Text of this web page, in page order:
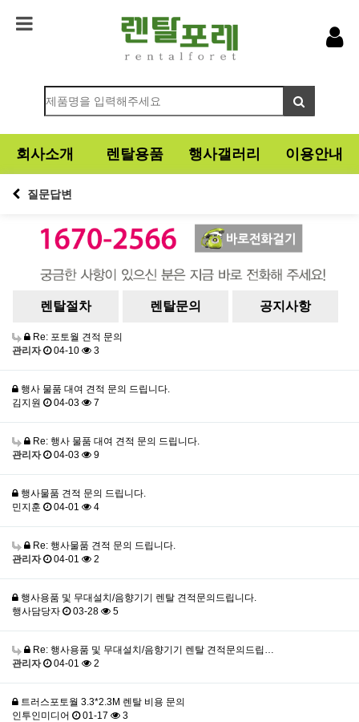
회사소개 렌탈용품 행사갤러리 이용안내
질문답변
렌탈절차 렌탈문의 공지사항
Re: 포토월 견적 문의
관리자
04-10 3
행사 물품 대여 견적 문의 드립니다.
김지원
04-03 7
Re: 행사 물품 대여 견적 문의 드립니다.
관리자
04-03 9
행사물품 견적 문의 드립니다.
민지훈
04-01 4
Re: 행사물품 견적 문의 드립니다.
관리자
04-01 2
행사용품 및 무대설치/음향기기 렌탈 견적문의드립니다.
행사담당자
03-28 5
Re: 행사용품 및 무대설치/음향기기 렌탈 견적문의드립…
관리자
04-01 2
트러스포토월 3.3*2.3M 렌탈 비용 문의
인투인미디어
01-17 3